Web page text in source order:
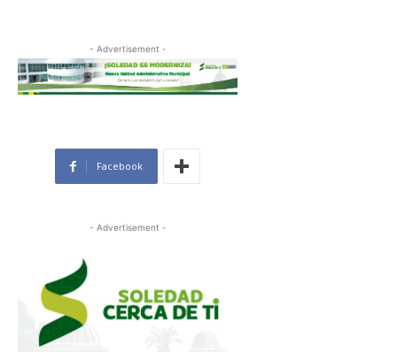
- Advertisement -
Facebook
- Advertisement -